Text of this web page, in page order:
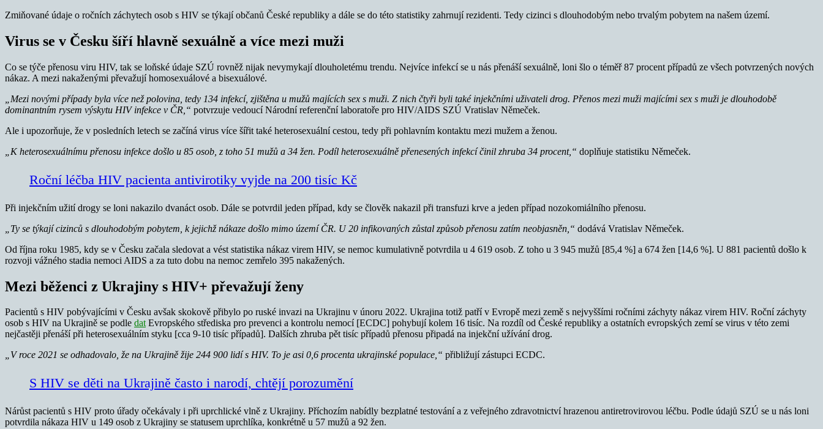
Zmiňované údaje o ročních záchytech osob s HIV se týkají občanů České republiky a dále se do této statistiky zahrnují rezidenti. Tedy cizinci s dlouhodobým nebo trvalým pobytem na našem území.
Virus se v Česku šíří hlavně sexuálně a více mezi muži
Co se týče přenosu viru HIV, tak se loňské údaje SZÚ rovněž nijak nevymykají dlouholetému trendu. Nejvíce infekcí se u nás přenáší sexuálně, loni šlo o téměř 87 procent případů ze všech potvrzených nových
nákaz. A mezi nakaženými převažují homosexuálové a bisexuálové.
„Mezi novými případy byla více než polovina, tedy 134 infekcí, zjištěna u mužů majících sex s muži. Z nich čtyři byli také injekčními uživateli drog. Přenos mezi muži majícími sex s muži je dlouhodobě
dominantním rysem výskytu HIV infekce v ČR,“ potvrzuje vedoucí Národní referenční laboratoře pro HIV/AIDS SZÚ Vratislav Němeček.
Ale i upozorňuje, že v posledních letech se začíná virus více šířit také heterosexuální cestou, tedy při pohlavním kontaktu mezi mužem a ženou.
„K heterosexuálnímu přenosu infekce došlo u 85 osob, z toho 51 mužů a 34 žen. Podíl heterosexuálně přenesených infekcí činil zhruba 34 procent,“ doplňuje statistiku Němeček.
Roční léčba HIV pacienta antivirotiky vyjde na 200 tisíc Kč
Při injekčním užití drogy se loni nakazilo dvanáct osob. Dále se potvrdil jeden případ, kdy se člověk nakazil při transfuzi krve a jeden případ nozokomiálního přenosu.
„Ty se týkají cizinců s dlouhodobým pobytem, k jejichž nákaze došlo mimo území ČR. U 20 infikovaných zůstal způsob přenosu zatím neobjasněn,“ dodává Vratislav Němeček.
Od října roku 1985, kdy se v Česku začala sledovat a vést statistika nákaz virem HIV, se nemoc kumulativně potvrdila u 4 619 osob. Z toho u 3 945 mužů [85,4 %] a 674 žen [14,6 %]. U 881 pacientů došlo k
rozvoji vážného stadia nemoci AIDS a za tuto dobu na nemoc zemřelo 395 nakažených.
Mezi běženci z Ukrajiny s HIV+ převažují ženy
Pacientů s HIV pobývajícími v Česku avšak skokově přibylo po ruské invazi na Ukrajinu v únoru 2022. Ukrajina totiž patří v Evropě mezi země s nejvyššími ročními záchyty nákaz virem HIV. Roční záchyty
osob s HIV na Ukrajině se podle datEvropského střediska pro prevenci a kontrolu nemocí [ECDC] pohybují kolem 16 tisíc. Na rozdíl od České republiky a ostatních evropských zemí se virus v této zemi
nejčastěji přenáší při heterosexuálním styku [cca 9-10 tisíc případů]. Dalších zhruba pět tisíc případů přenosu připadá na injekční užívání drog.
„V roce 2021 se odhadovalo, že na Ukrajině žije 244 900 lidí s HIV. To je asi 0,6 procenta ukrajinské populace,“ přibližují zástupci ECDC.
S HIV se děti na Ukrajině často i narodí, chtějí porozumění
Nárůst pacientů s HIV proto úřady očekávaly i při uprchlické vlně z Ukrajiny. Příchozím nabídly bezplatné testování a z veřejného zdravotnictví hrazenou antiretrovirovou léčbu. Podle údajů SZÚ se u nás loni
potvrdila nákaza HIV u 149 osob z Ukrajiny se statusem uprchlíka, konkrétně u 57 mužů a 92 žen.